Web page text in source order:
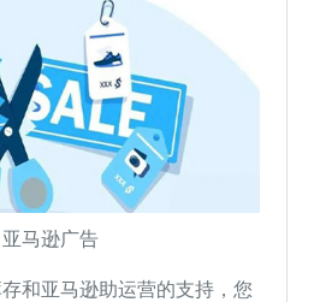
亚马逊广告
和亚马逊助运营的支持，您